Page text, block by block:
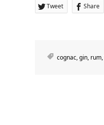
Tweet Share
cognac,gin, rum,